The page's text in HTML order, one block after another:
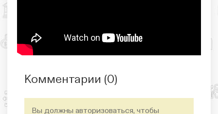
Комментарии (0)
Вы должны авторизоваться, чтобы